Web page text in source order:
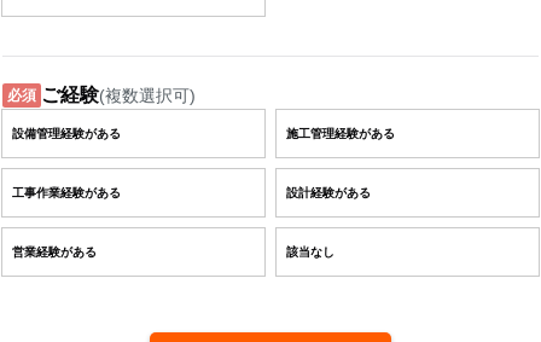
必須 ご経験(複数選択可)
設備管理経験がある 施工管理経験がある
工事作業経験がある 設計経験がある
営業経験がある 該当なし